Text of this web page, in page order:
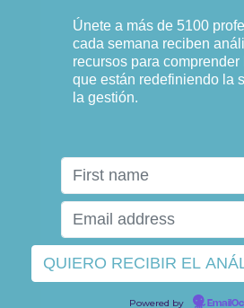
Únete a más de 5100
cada semana reciben
recursos para
que están redefiniendo la
la gestión.
Powered by